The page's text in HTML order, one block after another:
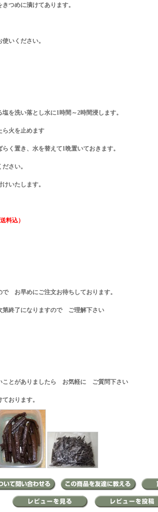
つめに漬けてあります。
いください。
を洗い落とし水に1時間～2時間浸します。
ら火を止めます
く置き、水を替えて1晩置いておきます。
さい。
いたします。
料込）
で お早めにご注文お待ちしております。
終了になりますので ご理解下さい
ことがありましたら お気軽に ご質問下さい
おります。